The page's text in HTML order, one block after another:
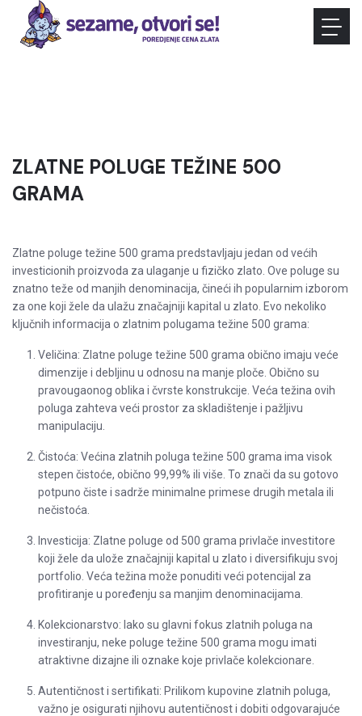
ZLATNE POLUGE TEŽINE 500
GRAMA
Zlatne poluge težine 500 grama predstavljaju jedan od većih
investicionih proizvoda za ulaganje u fizičko zlato. Ove poluge su
znatno teže od manjih denominacija, čineći ih popularnim izborom
za one koji žele da ulažu značajniji kapital u zlato. Evo nekoliko
ključnih informacija o zlatnim polugama težine 500 grama:
Veličina: Zlatne poluge težine 500 grama obično imaju veće
dimenzije i debljinu u odnosu na manje ploče. Obično su
pravougaonog oblika i čvrste konstrukcije. Veća težina ovih
poluga zahteva veći prostor za skladištenje i pažljivu
manipulaciju.
Čistoća: Većina zlatnih poluga težine 500 grama ima visok
stepen čistoće, obično 99,99% ili više. To znači da su gotovo
potpuno čiste i sadrže minimalne primese drugih metala ili
nečistoća.
Investicija: Zlatne poluge od 500 grama privlače investitore
koji žele da ulože značajniji kapital u zlato i diversifikuju svoj
portfolio. Veća težina može ponuditi veći potencijal za
profitiranje u poređenju sa manjim denominacijama.
Kolekcionarstvo: Iako su glavni fokus zlatnih poluga na
investiranju, neke poluge težine 500 grama mogu imati
atraktivne dizajne ili oznake koje privlače kolekcionare.
Autentičnost i sertifikati: Prilikom kupovine zlatnih poluga,
važno je osigurati njihovu autentičnost i dobiti odgovarajuće